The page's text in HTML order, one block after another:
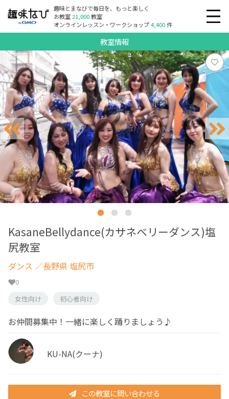
趣味とまなびで毎日を、もっと楽しく
お教室21,000教室
オンラインレッスン・ワークショップ4,400件
教室情報
KasaneBellydance(カサネベリーダンス)塩
尻教室
ダンス ／長野県 塩尻市
0
女性向け
初心者向け
お仲間募集中！一緒に楽しく踊りましょう♪
KU-NA(クーナ)
この教室に問い合わせる